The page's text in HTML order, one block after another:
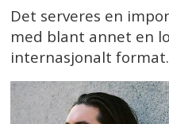
Det serveres en
med blant annet en
internasjonalt format.